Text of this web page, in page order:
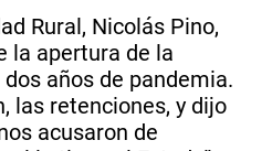
Rural, Nicolás Pino,
la apertura de la
años de pandemia.
las retenciones, y dijo
acusaron de